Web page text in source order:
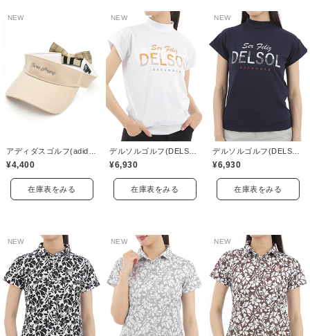
NEW
¥4,400
在庫表をみる
NEW
¥6,930
在庫表をみる
NEW
¥6,930
在庫表をみる
NEW NEW NEW